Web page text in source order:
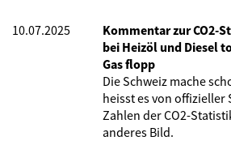
10.07.2025
Kommentar zur CO2-
bei Heizöl und Diesel
Gas flopp
Die Schweiz mache
heisst es von offizieller
Zahlen der CO2-
anderes Bild.